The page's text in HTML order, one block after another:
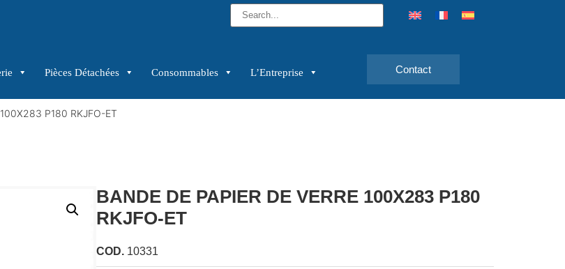
Pièces Détachées Consommables L’Entreprise Contact
100X283 P180 RKJFO-ET
BANDE DE PAPIER DE VERRE 100X283 P180
RKJFO-ET
COD. 10331